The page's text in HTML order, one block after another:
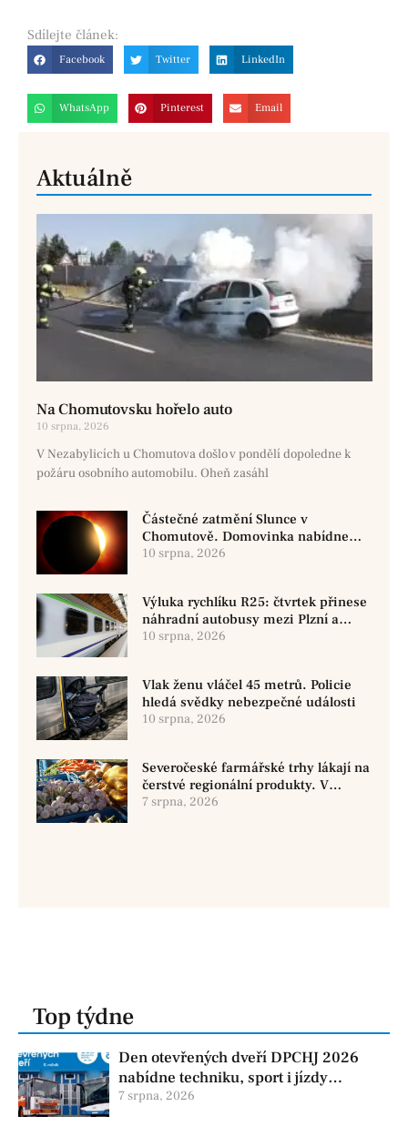
Sdílejte článek:
Facebook Twitter LinkedIn
WhatsApp Pinterest Email
Aktuálně
Na Chomutovsku hořelo auto
10 srpna, 2026
V Nezabylicích u Chomutova došlo v pondělí dopoledne k
požáru osobního automobilu. Oheň zasáhl
Částečné zatmění Slunce v
Chomutově. Domovinka nabídne
veřejné pozorování
10 srpna, 2026
Výluka rychlíku R25: čtvrtek přinese
náhradní autobusy mezi Plzní a
Třemošnou
10 srpna, 2026
Vlak ženu vláčel 45 metrů. Policie
hledá svědky nebezpečné události
10 srpna, 2026
Severočeské farmářské trhy lákají na
čerstvé regionální produkty. V
Chomutově se konají 8. srpna
7 srpna, 2026
Top týdne
Den otevřených dveří DPCHJ 2026
nabídne techniku, sport i jízdy
historickými vozy
7 srpna, 2026